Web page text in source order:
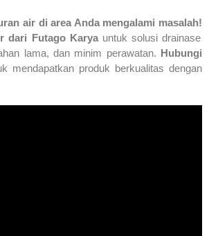
air di area Anda mengalami masalah!
dari Futago Karyauntuk solusi drainase
lama, dan minim perawatan. Hubungi
mendapatkan produk berkualitas dengan